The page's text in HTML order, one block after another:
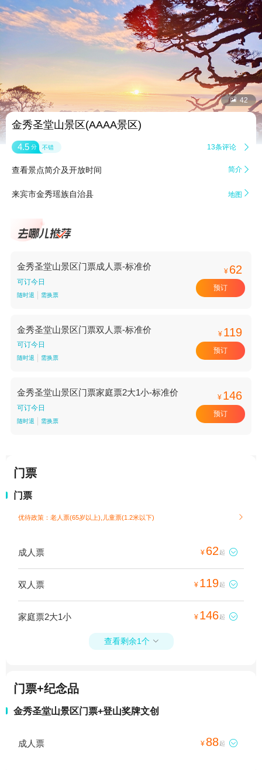
 42
金秀圣堂山景区(AAAA景区)
4.5 分 不错 13条评论 
查看景点简介及开放时间 简介 
来宾市金秀瑶族自治县 地图 
金秀圣堂山景区门票成人票-标准价
可订今日
随时退 需换票
¥ 62
预订
金秀圣堂山景区门票双人票-标准价
可订今日
随时退 需换票
¥ 119
预订
金秀圣堂山景区门票家庭票2大1小-标准价
可订今日
随时退 需换票
¥ 146
预订
门票
门票
优待政策：老人票(65岁以上),儿童票(1.2米以下) 
成人票 ¥ 62 起 
双人票 ¥ 119起 
家庭票2大1小 ¥ 146起 
查看剩余1个 
门票+纪念品
金秀圣堂山景区门票+登山奖牌文创
成人票 ¥ 88起 
